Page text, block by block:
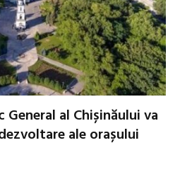
al Chișinăului va
ale orașului